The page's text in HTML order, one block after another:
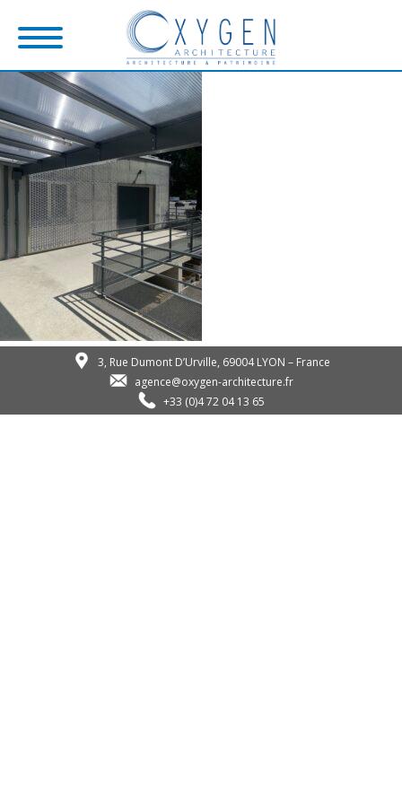
3, Rue Dumont D’Urville, 69004 LYON – France
agence@oxygen-architecture.fr
+33 (0)4 72 04 13 65